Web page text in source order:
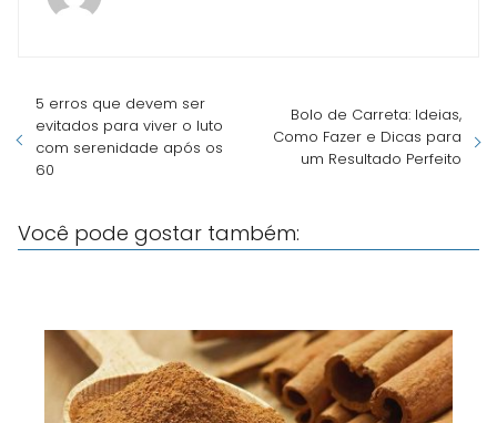
5 erros que devem ser
evitados para viver o luto
com serenidade após os
60
Bolo de Carreta: Ideias,
Como Fazer e Dicas para
um Resultado Perfeito
Você pode gostar também: